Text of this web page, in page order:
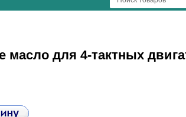
масло для 4-тактных